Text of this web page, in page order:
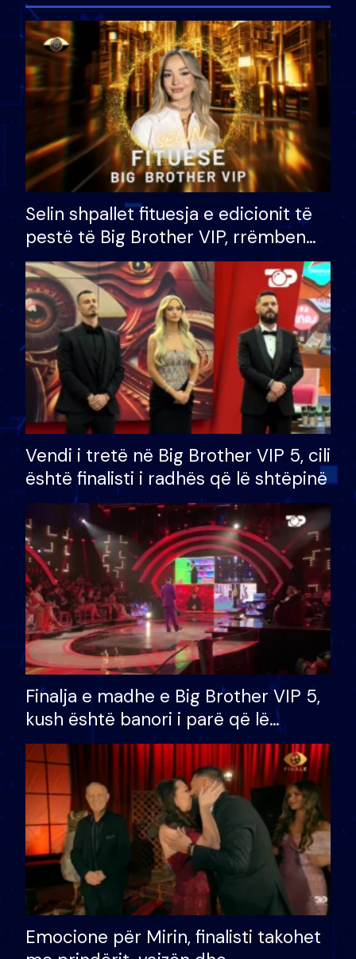
Selin shpallet fituesja e edicionit të
pestë të Big Brother VIP, rrëmben
çmimin e madh prej 100 mijë eurosh
Vendi i tretë në Big Brother VIP 5, cili
është finalisti i radhës që lë shtëpinë
Finalja e madhe e Big Brother VIP 5,
kush është banori i parë që lë
shtëpinë dhe humb mundësinë për
të fituar çmimin e madh
Emocione për Mirin, finalisti takohet